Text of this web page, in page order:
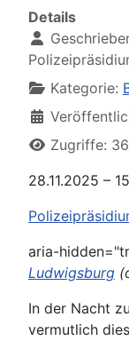
Details
Kategorie:
Zugriffe:
28.11.2025 –
aria-
Ludwigsburg
In der Nacht
vermutlich